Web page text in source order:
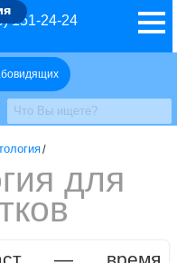
151-24-24
/
для
— время